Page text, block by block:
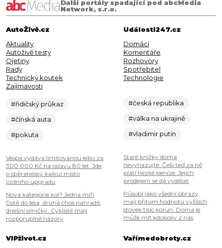
Další portály spadající pod abcMedia
Network, s.r.o.
AutoŽivě.cz
Aktuality
Autoživě testy
Ojetiny
Rady
Technický koutek
Zajímavosti
#řidičský průkaz
#čínská auta
#pokuta
Vespa vydává limitovanou edici za
300 000 Kč na oslavu 80 let. Jde
o sběratelský kalkul místo
jízdního upgradu
Nová kategorie kol? Jedna míří
čistě do lesa, druhá chce nahradit
dnešní silničky. Cyklisté mají
rozporuplné názory
Události247.cz
Domácí
Komentáře
Rozhovory
Spotřebitel
Technologie
#česká republika
#válka na ukrajině
#vladimir putin
Staré knížky doma
nevyhazujte. Češi teď za ně
platí hezké peníze. Jejich
prodejem se dá vydělat
Působí jako všední obrazy,
mají přitom hodnotu vyšších
stovek tisíc korun. Doma je
může mít kdokoliv z nás
VIPživot.cz
Vařímedobroty.cz